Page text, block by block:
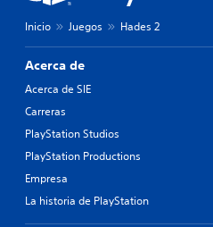
Inicio Juegos Hades 2
Acerca de
Acerca de SIE
Carreras
PlayStation Studios
PlayStation Productions
Empresa
La historia de PlayStation